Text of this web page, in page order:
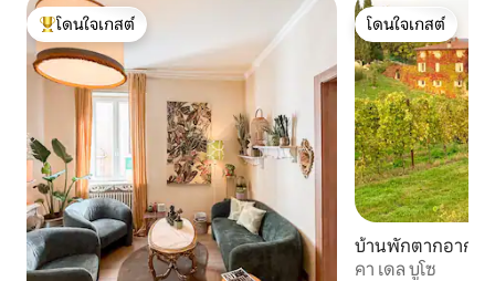
โดนใจเกสต์ที่สุด
โดนใจเกสต์
โดนใจเกสต์
โดนใจเกสต์
บ้านพักตากอากาศ
di Valpolicella
คา เดล บูโซ